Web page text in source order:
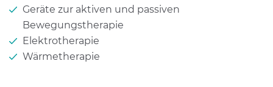
Geräte zur aktiven und passiven
Bewegungstherapie
Elektrotherapie
Wärmetherapie